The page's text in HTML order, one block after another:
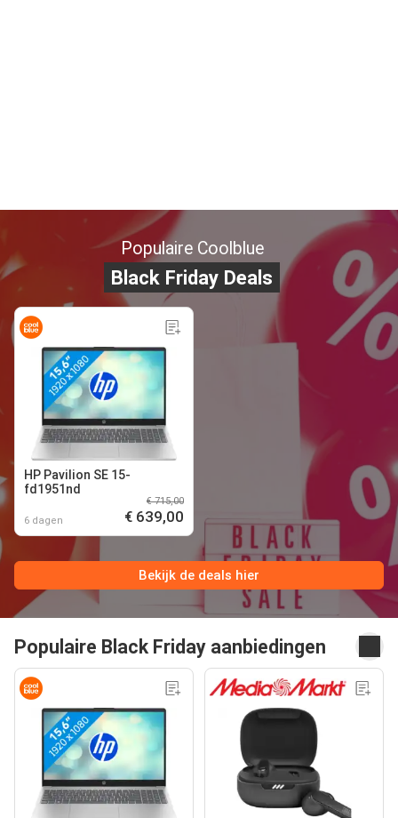
Populaire Coolblue
Black Friday Deals
HP Pavilion SE 15-
fd1951nd
6 dagen
€ 715,00
€ 639,00
Bekijk de deals hier
Populaire Black Friday aanbiedingen